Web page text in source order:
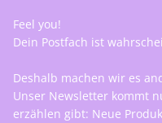
Feel you!
Dein Postfach ist
Deshalb machen wir es
Unser Newsletter kommt
erzählen gibt: Neue